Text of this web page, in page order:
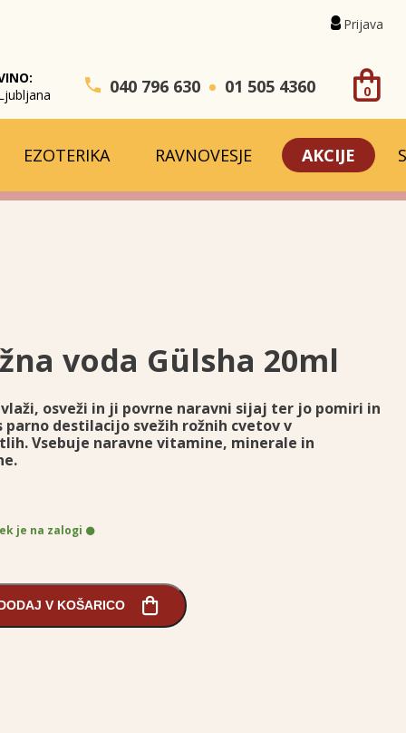
040 796 630 01 505 4360 0
Prijava
EZOTERIKA RAVNOVESJE AKCIJE
voda Gülsha 20ml
osveži in ji povrne naravni sijaj ter jo pomiri in
parno destilacijo svežih rožnih cvetov v
Vsebuje naravne vitamine, minerale in
je na zalogi
V KOŠARICO